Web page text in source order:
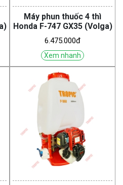
Máy phun thuốc 4 thì
Honda F-747 GX35 (Volga)
6.475.000đ
Xem nhanh